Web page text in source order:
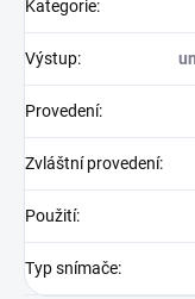
Kategorie:
Výstup:
Provedení:
Zvláštní provedení:
Použití:
Typ snímače: